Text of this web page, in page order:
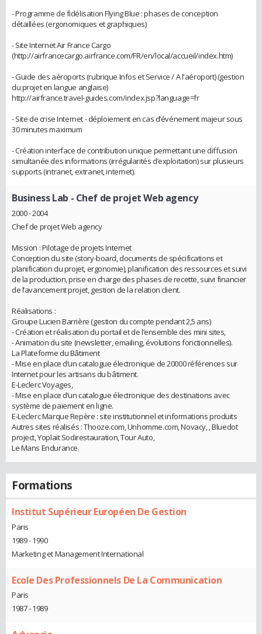
- Programme de fidélisation Flying Blue : phases de conception
détaillées (ergonomiques et graphiques)
- Site Internet Air France Cargo
(http://airfrancecargo.airfrance.com/FR/en/local/accueil/index.htm)
- Guide des aéroports (rubrique Infos et Service / A l'aéroport) (gestion
du projet en langue anglaise)
http://airfrance.travel-guides.com/index.jsp?language=fr
- Site de crise Internet - déploiement en cas d’événement majeur sous
30 minutes maximum
- Création interface de contribution unique permettant une diffusion
simultanée des informations (irrégularités d’exploitation) sur plusieurs
supports (intranet, extranet, internet).
Business Lab - Chef de projet Web agency
2000 - 2004
Chef de projet Web agency
Mission : Pilotage de projets Internet
Conception du site (story-board, documents de spécifications et
planification du projet, ergonomie), planification des ressources et suivi
de la production, prise en charge des phases de recette, suivi financier
de l’avancement projet, gestion de la relation client.
Réalisations :
Groupe Lucien Barrière (gestion du compte pendant 2,5 ans)
- Création et réalisation du portail et de l’ensemble des mini sites,
- Animation du site (newsletter, emailing, évolutions fonctionnelles).
La Plateforme du Bâtiment
- Mise en place d’un catalogue électronique de 20000 références sur
Internet pour les artisans du bâtiment.
E-Leclerc Voyages,
- Mise en place d’un catalogue électronique des destinations avec
système de paiement en ligne.
E-Leclerc Marque Repère : site institutionnel et informations produits
Autres sites réalisés : Thooze.com, Unhomme.com, Novacy, , Bluedot
project, Yoplait Sodirestauration, Tour Auto,
Le Mans Endurance.
Formations
Institut Supérieur Européen De Gestion
Paris
1989 - 1990
Marketing et Management International
Ecole Des Professionnels De La Communication
Paris
1987 - 1989